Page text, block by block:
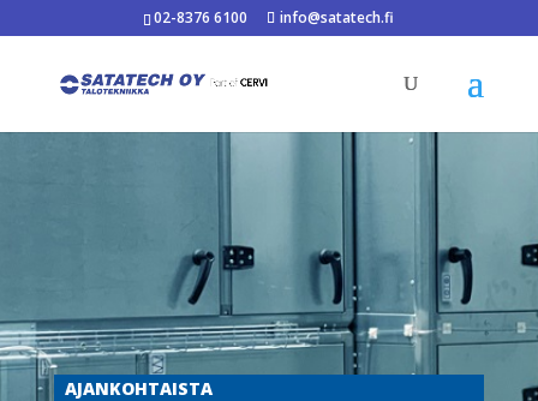
02-8376 6100 info@satatech.fi
AJANKOHTAISTA